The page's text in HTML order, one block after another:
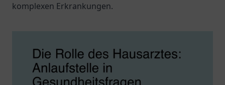
komplexen Erkrankungen.